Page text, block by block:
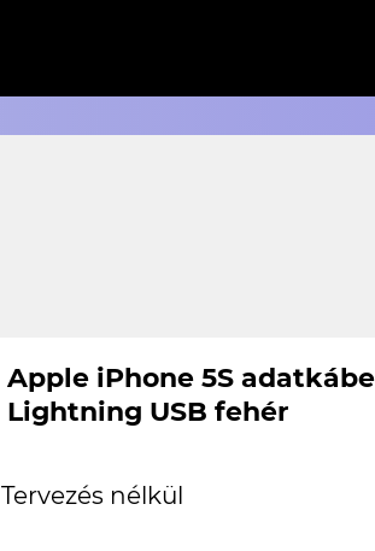
Apple iPhone 5S
Lightning USB fehér
Tervezés nélkül